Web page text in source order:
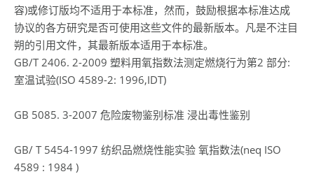
容)或修订版均不适用于本标准，然而，鼓励根据本标准达成
协议的各方研究是否可使用这些文件的最新版本。凡是不注目
朔的引用文件，其最新版本适用于本标准。
GB/T 2406. 2-2009 塑料用氧指数法测定燃烧行为第2 部分:
室温试验(ISO 4589-2: 1996,IDT)
GB 5085. 3-2007 危险废物鉴别标准 浸出毒性鉴别
GB/ T 5454-1997 纺织品燃烧性能实验 氧指数法(neq ISO
4589 : 1984 )